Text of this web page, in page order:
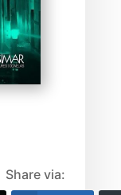
Share via: